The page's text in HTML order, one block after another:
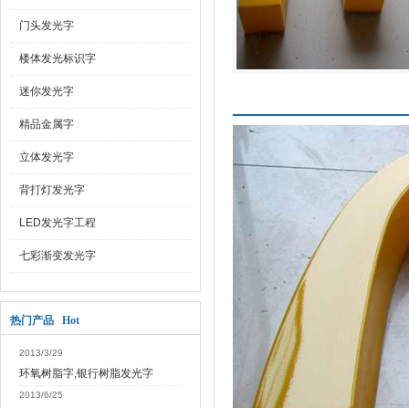
门头发光字
楼体发光标识字
迷你发光字
精品金属字
立体发光字
背打灯发光字
LED发光字工程
七彩渐变发光字
热门产品 Hot
2013/3/29
环氧树脂字,银行树脂发光字
2013/6/25